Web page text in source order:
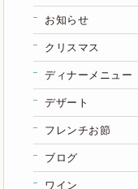
お知らせ
クリスマス
ディナーメニュー
デザート
フレンチお節
ブログ
ワイン